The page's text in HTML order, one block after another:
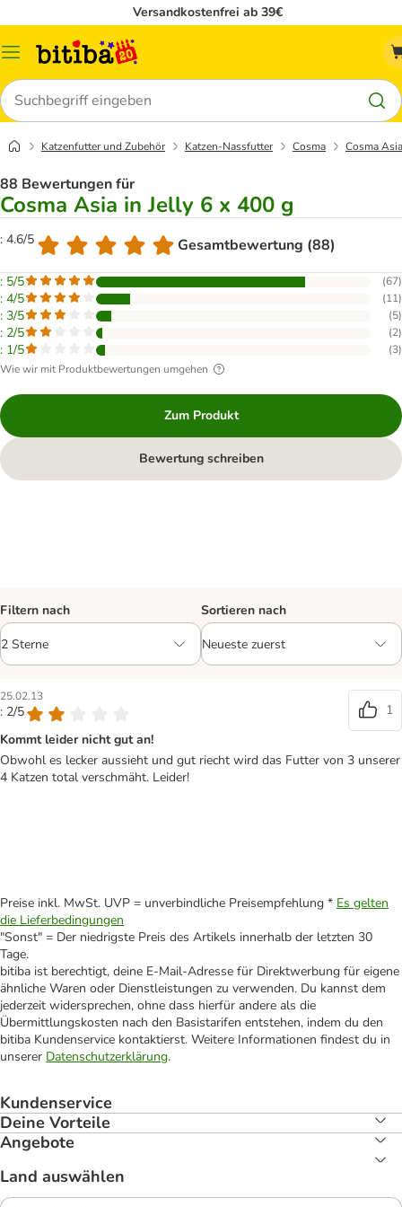
Versandkostenfrei ab 39€
Menü
Suchen
Katzenfutter und Zubehör Katzen-Nassfutter Cosma Cosma
88 Bewertungen für
Cosma Asia in Jelly 6 x 400 g
: 4.6/5 Gesamtbewertung (88)
: 5/5 (67)
: 4/5 (11)
: 3/5 (5)
: 2/5 (2)
: 1/5 (3)
Wie wir mit Produktbewertungen umgehen
Zum Produkt
Bewertung schreiben
Filtern nach Sortieren nach
25.02.13
: 2/5
1
Kommt leider nicht gut an!
Obwohl es lecker aussieht und gut riecht wird das Futter von 3 unserer
4 Katzen total verschmäht. Leider!
Preise inkl. MwSt. UVP = unverbindliche Preisempfehlung * Es gelten
die Lieferbedingungen
"Sonst" = Der niedrigste Preis des Artikels innerhalb der letzten 30
Tage.
bitiba ist berechtigt, deine E-Mail-Adresse für Direktwerbung für eigene
ähnliche Waren oder Dienstleistungen zu verwenden. Du kannst dem
jederzeit widersprechen, ohne dass hierfür andere als die
Übermittlungskosten nach den Basistarifen entstehen, indem du den
bitiba Kundenservice kontaktierst. Weitere Informationen findest du in
unserer Datenschutzerklärung.
Kundenservice
Deine Vorteile
Angebote
Land auswählen